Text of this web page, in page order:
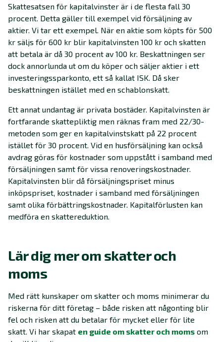
Skattesatsen för kapitalvinster är i de flesta fall 30
procent. Detta gäller till exempel vid försäljning av
aktier. Vi tar ett exempel. När en aktie som köpts för 500
kr säljs för 600 kr blir kapitalvinsten 100 kr och skatten
att betala är då 30 procent av 100 kr. Beskattningen ser
dock annorlunda ut om du köper och säljer aktier i ett
investeringssparkonto, ett så kallat ISK. Då sker
beskattningen istället med en schablonskatt.
Ett annat undantag är privata bostäder. Kapitalvinsten är
fortfarande skattepliktig men räknas fram med 22/30-
metoden som ger en kapitalvinstskatt på 22 procent
istället för 30 procent. Vid en husförsäljning kan också
avdrag göras för kostnader som uppstått i samband med
försäljningen samt för vissa renoveringskostnader.
Kapitalvinsten blir då försäljningspriset minus
inköpspriset, kostnader i samband med försäljningen
samt olika förbättringskostnader. Kapitalförlusten kan
medföra en skattereduktion.
Lär dig mer om skatter och
moms
Med rätt kunskaper om skatter och moms minimerar du
riskerna för ditt företag – både risken att någonting blir
fel och risken att du betalar för mycket eller för lite
skatt. Vi har skapat en guide om skatter och moms om